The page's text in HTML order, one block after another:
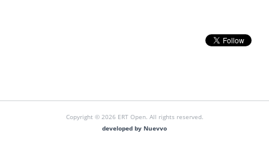
Copyright © 2026 ERT Open. All rights reserved.
developed by Nuevvo